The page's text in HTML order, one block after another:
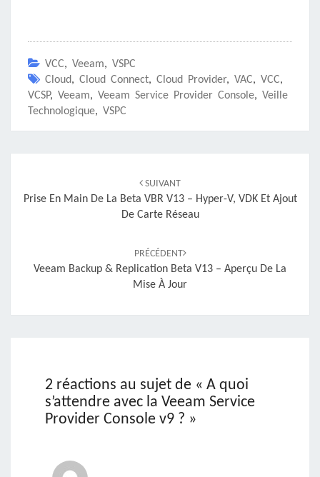
VCC, Veeam, VSPC
Cloud, Cloud Connect, Cloud Provider, VAC, VCC,
VCSP, Veeam, Veeam Service Provider Console, Veille
Technologique, VSPC
SUIVANT
Prise En Main De La Beta VBR V13 – Hyper-V, VDK Et Ajout
De Carte Réseau
PRÉCÉDENT
Veeam Backup & Replication Beta V13 – Aperçu De La
Mise À Jour
2 réactions au sujet de « A quoi
s’attendre avec la Veeam Service
Provider Console v9 ? »